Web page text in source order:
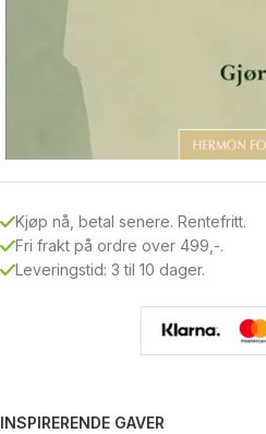
Kjøp nå, betal senere. Rentefritt.
Fri frakt på ordre over 499,-.
Leveringstid: 3 til 10 dager.
INSPIRERENDE GAVER